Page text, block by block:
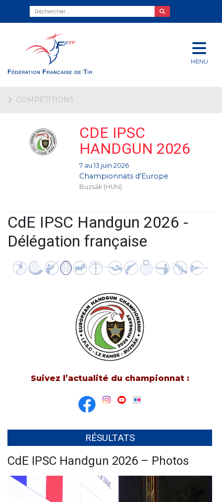
MENU
COMPÉTITIONS
CDE IPSC
HANDGUN 2026
7 au 13 juin 2026
Championnats d'Europe
Buzsák (HUN)
CdE IPSC Handgun 2026 -
Délégation française
Suivez l’actualité du championnat :
RÉSULTATS
CdE IPSC Handgun 2026 – Photos